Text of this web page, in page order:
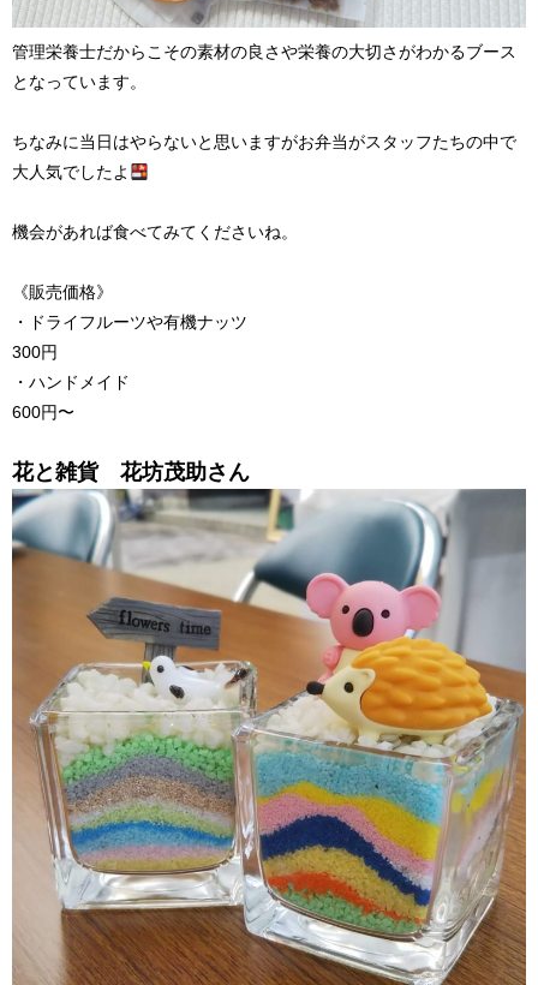
管理栄養士だからこその素材の良さや栄養の大切さがわかるブース
となっています。
ちなみに当日はやらないと思いますがお弁当がスタッフたちの中で
大人気でしたよ
機会があれば食べてみてくださいね。
《販売価格》
・ドライフルーツや有機ナッツ
300円
・ハンドメイド
600円〜
花と雑貨 花坊茂助さん